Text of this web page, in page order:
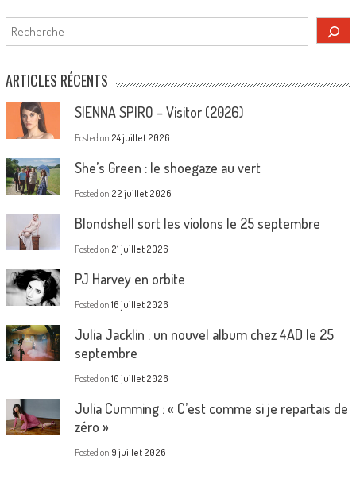
Rechercher
ARTICLES RÉCENTS
SIENNA SPIRO – Visitor (2026)
Posted on 24 juillet 2026
She’s Green : le shoegaze au vert
Posted on 22 juillet 2026
Blondshell sort les violons le 25 septembre
Posted on 21 juillet 2026
PJ Harvey en orbite
Posted on 16 juillet 2026
Julia Jacklin : un nouvel album chez 4AD le 25
septembre
Posted on 10 juillet 2026
Julia Cumming : « C’est comme si je repartais de
zéro »
Posted on 9 juillet 2026